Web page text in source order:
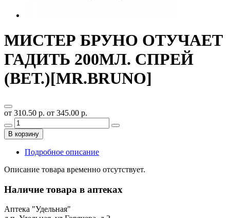
МИСТЕР БРУНО ОТУЧАЕТ
ГАДИТЬ 200МЛ. СПРЕЙ
(ВЕТ.)[MR.BRUNO]
от 310.50 р. от 345.00 р.
В корзину
Подробное описание
Описание товара временно отсутствует.
Наличие товара в аптеках
Аптека "Удельная"